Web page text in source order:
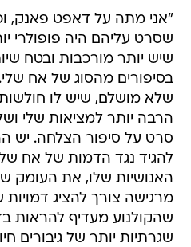
"אני מתה על דאפט פאנק,
שסרט עליהם היה פופולרי
שיש יותר מורכבות ובטח
בסיפורים מהסוג של אח
שלא מושלם, שיש לו
הרבה יותר למציאות שלי
סרט על סיפור הצלחה. יש
להגיד נגד הדמות של אח
האנושיות שלו, את העומק
מרגישה צורך להציג
שהקולנוע מעדיף להראות
שגרתיות יותר של גיבורים